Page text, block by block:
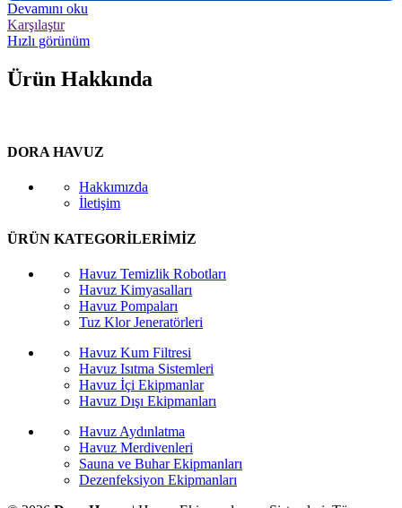
Devamını oku
Karşılaştır
Hızlı görünüm
Ürün Hakkında
DORA HAVUZ
Hakkımızda
İletişim
ÜRÜN KATEGORİLERİMİZ
Havuz Temizlik Robotları
Havuz Kimyasalları
Havuz Pompaları
Tuz Klor Jeneratörleri
Havuz Kum Filtresi
Havuz Isıtma Sistemleri
Havuz İçi Ekipmanlar
Havuz Dışı Ekipmanları
Havuz Aydınlatma
Havuz Merdivenleri
Sauna ve Buhar Ekipmanları
Dezenfeksiyon Ekipmanları